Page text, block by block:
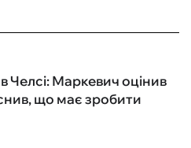
Маркевич оцінив
що має зробити